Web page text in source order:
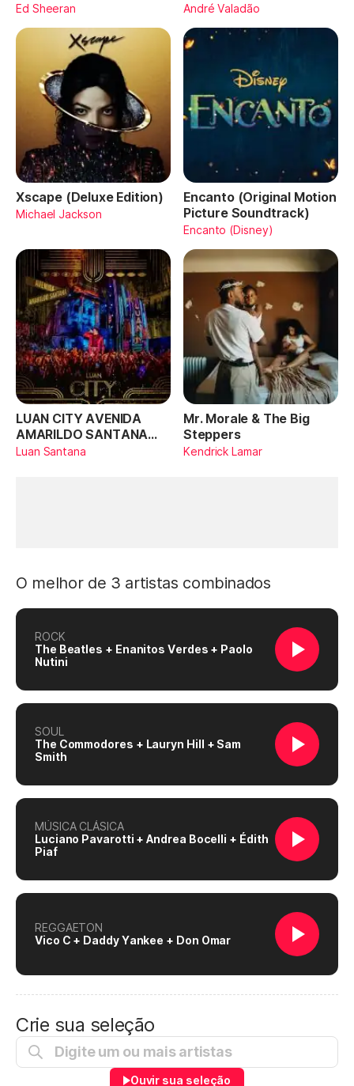
Ed Sheeran André Valadão
Xscape (Deluxe Edition)
Michael Jackson
Encanto (Original Motion
Picture Soundtrack)
Encanto (Disney)
LUAN CITY AVENIDA
AMARILDO SANTANA
(Ao Vivo)
Luan Santana
Mr. Morale & The Big
Steppers
Kendrick Lamar
O melhor de 3 artistas combinados
ROCK
The Beatles + Enanitos Verdes + Paolo
Nutini
SOUL
The Commodores + Lauryn Hill + Sam
Smith
MÚSICA CLÁSICA
Luciano Pavarotti + Andrea Bocelli + Édith
Piaf
REGGAETON
Vico C + Daddy Yankee + Don Omar
Crie sua seleção
Ouvir sua seleção